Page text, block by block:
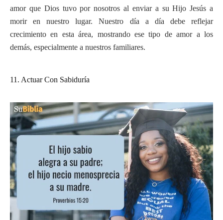
amor que Dios tuvo por nosotros al enviar a su Hijo Jesús a
morir en nuestro lugar. Nuestro día a día debe reflejar
crecimiento en esta área, mostrando ese tipo de amor a los
demás, especialmente a nuestros familiares.
11. Actuar Con Sabiduría